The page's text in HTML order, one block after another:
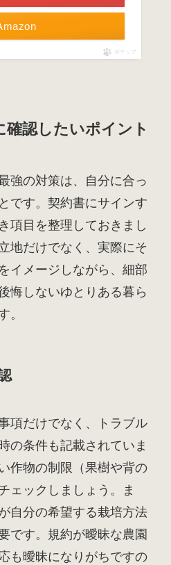
ポチップ
確認したいポイント
強の対策は、自分に合っ
です。契約書にサインす
項目を整理しておきまし
地だけでなく、実際にそ
イメージしながら、細部
悔しないゆとりある暮ら
。
項だけでなく、トラブル
の条件も記載されていま
作物の制限（果樹や背の
ェックしましょう。ま
自分の希望する栽培方法
です。規約が曖昧な農園
も曖昧になりがちですの